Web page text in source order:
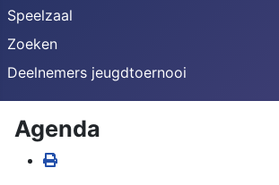
Speelzaal
Zoeken
Deelnemers jeugdtoernooi
Agenda